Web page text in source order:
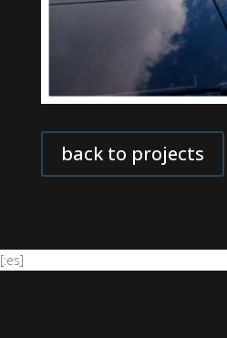
back to projects
[:es]